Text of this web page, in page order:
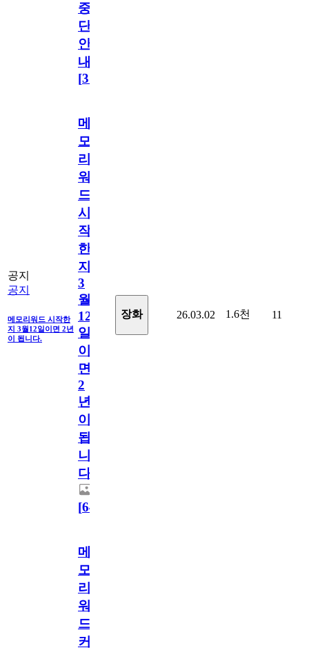
중
단
안
내
[31
공지
공지
메모리워드 시작한
지 3월12일이면 2년
이 됩니다.
메
모
리
워
드
시
작
한
지
3
월
12
일
이
면
2
년
이
됩
니
다.
[64
장화 26.03.02 1.6천 11
메
모
리
워
드
커